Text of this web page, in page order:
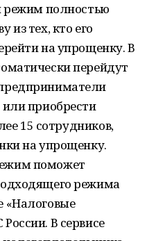
режим полностью
из тех, кто его
на упрощенку. В
перейдут
приобрести
15 сотрудников,
на упрощенку.
поможет
режима
«Налоговые
В сервисе